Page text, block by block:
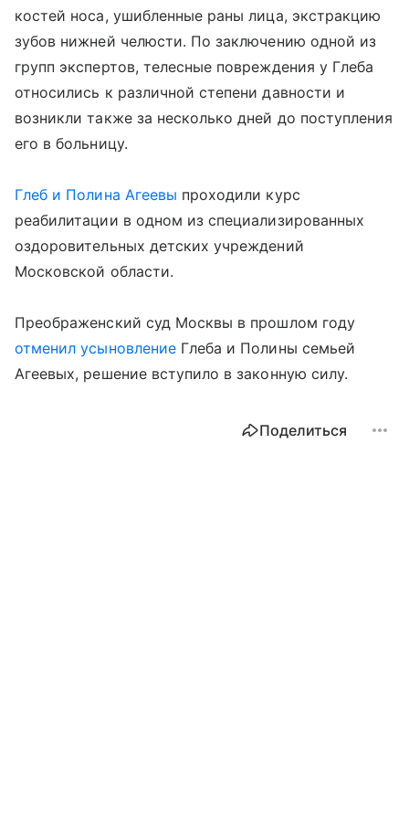
костей носа, ушибленные раны лица, экстракцию
зубов нижней челюсти. По заключению одной из
групп экспертов, телесные повреждения у Глеба
относились к различной степени давности и
возникли также за несколько дней до поступления
его в больницу.
Глеб и Полина Агеевы проходили курс
реабилитации в одном из специализированных
оздоровительных детских учреждений
Московской области.
Преображенский суд Москвы в прошлом году
отменил усыновлениеГлеба и Полины семьей
Агеевых, решение вступило в законную силу.
Поделиться